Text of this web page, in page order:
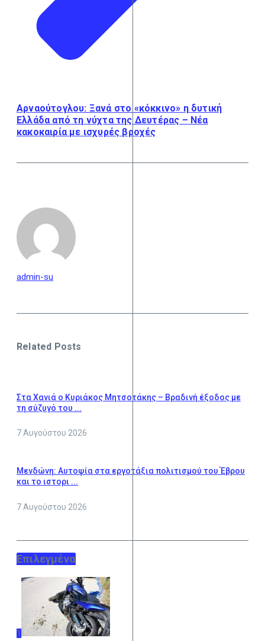
Αρναούτογλου: Ξανά στο «κόκκινο» η δυτική
Ελλάδα από τη νύχτα της Δευτέρας – Νέα
κακοκαιρία με ισχυρές βροχές
admin-su
Related Posts
Στα Χανιά ο Κυριάκος Μητσοτάκης – Βραδινή έξοδος με
τη σύζυγό του ...
7 Αυγούστου 2026
Μενδώνη: Αυτοψία στα εργοτάξια πολιτισμού του Έβρου
και το ιστορι ...
7 Αυγούστου 2026
Επιλεγμένα
1